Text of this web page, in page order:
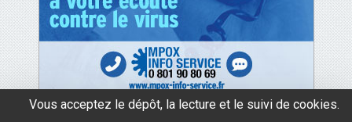
Vous acceptez le dépôt, la lecture et le suivi de cookies.